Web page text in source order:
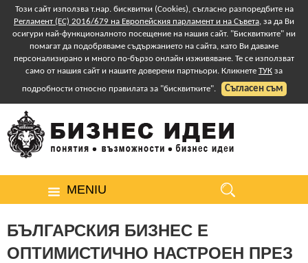
Този сайт използва т.нар. бисквитки (Cookies), съгласно разпоредбите на
Регламент (ЕС) 2016/679 на Европейския парламент и на Съвета, за да Ви
осигури най-функционалното посещение на нашия сайт. "Бисквитките" ни
помагат да подобряваме съдържанието на сайта, като Ви даваме
персонализирано и много по-бързо онлайн изживяване. Те се използват
само от нашия сайт и нашите доверени партньори. Кликнете ТУК за
подробности относно правилата за "бисквитките".
Съгласен съм
MENIU
БЪЛГАРСКИЯ БИЗНЕС Е
ОПТИМИСТИЧНО НАСТРОЕН ПРЕЗ